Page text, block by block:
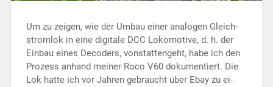
Um zu zeigen, wie der Umbau einer analogen Gleich­
strom­lok in eine digitale DCC Lo­ko­mo­ti­ve, d. h. der
Einbau eines Decoders, von­stat­ten­­­geht, habe ich den
Pro­zess anhand mei­ner Roco V60 doku­men­tiert. Die
Lok hatte ich vor Jahren ge­braucht über Ebay zu ei­